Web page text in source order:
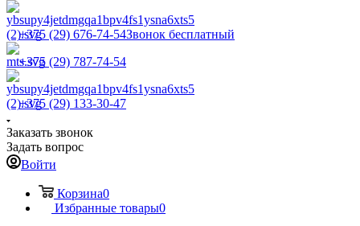
+375 (29) 676-74-54Звонок бесплатный
+375 (29) 787-74-54
+375 (29) 133-30-47
Заказать звонок
Задать вопрос
Войти
Корзина0
Избранные товары0